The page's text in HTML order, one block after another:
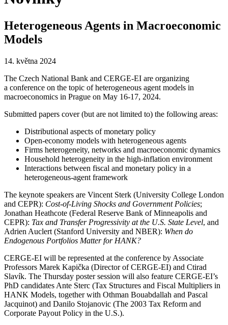
Heterogeneous Agents in Macroeconomic
Models
14. května 2024
The Czech National Bank and CERGE-EI are organizing
a conference on the topic of heterogeneous agent models in
macroeconomics in Prague on May 16-17, 2024.
Submitted papers cover (but are not limited to) the following areas:
Distributional aspects of monetary policy
Open-economy models with heterogeneous agents
Firms heterogeneity, networks and macroeconomic dynamics
Household heterogeneity in the high-inflation environment
Interactions between fiscal and monetary policy in a
heterogeneous-agent framework
The keynote speakers are Vincent Sterk (University College London
and CEPR): Cost-of-Living Shocks and Government Policies;
Jonathan Heathcote (Federal Reserve Bank of Minneapolis and
CEPR): Tax and Transfer Progressivity at the U.S. State Level, and
Adrien Auclert (Stanford University and NBER): When do
Endogenous Portfolios Matter for HANK?
CERGE-EI will be represented at the conference by Associate
Professors Marek Kapička (Director of CERGE-EI) and Ctirad
Slavík. The Thursday poster session will also feature CERGE-EI’s
PhD candidates Ante Sterc (Tax Structures and Fiscal Multipliers in
HANK Models, together with Othman Bouabdallah and Pascal
Jacquinot) and Danilo Stojanovic (The 2003 Tax Reform and
Corporate Payout Policy in the U.S.).